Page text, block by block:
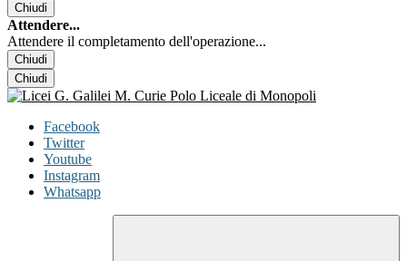
Chiudi
Attendere...
Attendere il completamento dell'operazione...
Chiudi
Chiudi
Facebook
Twitter
Youtube
Instagram
Whatsapp